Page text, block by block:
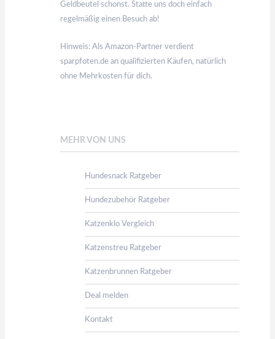
Geldbeutel schonst. Statte uns doch einfach
regelmäßig einen Besuch ab!
Hinweis: Als Amazon-Partner verdient
sparpfoten.de an qualifizierten Käufen, natürlich
ohne Mehrkosten für dich.
MEHR VON UNS
Hundesnack Ratgeber
Hundezubehör Ratgeber
Katzenklo Vergleich
Katzenstreu Ratgeber
Katzenbrunnen Ratgeber
Deal melden
Kontakt